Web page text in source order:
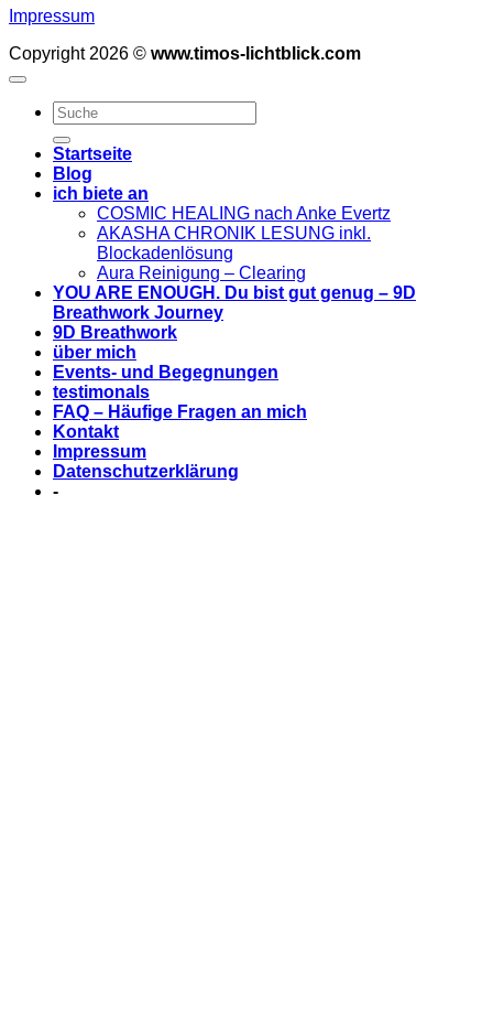
Impressum
Copyright 2026 © www.timos-lichtblick.com
Startseite
Blog
ich biete an
COSMIC HEALING nach Anke Evertz
AKASHA CHRONIK LESUNG inkl.
Blockadenlösung
Aura Reinigung – Clearing
YOU ARE ENOUGH. Du bist gut genug – 9D
Breathwork Journey
9D Breathwork
über mich
Events- und Begegnungen
testimonals
FAQ – Häufige Fragen an mich
Kontakt
Impressum
Datenschutzerklärung
-